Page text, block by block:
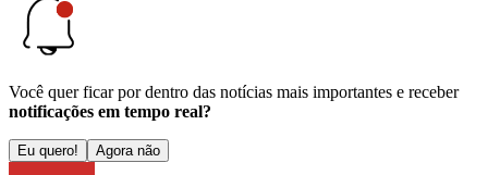
Você quer ficar por dentro das notícias mais importantes e receber
notificações em tempo real?
Eu quero! Agora não